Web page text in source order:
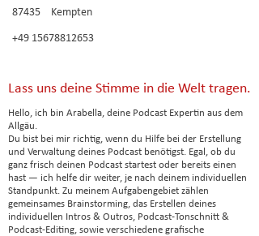
87435 Kempten
+49 15678812653
Lass uns deine Stimme in die Welt tragen.
Hello, ich bin Arabella, deine Podcast Expertin aus dem
Allgäu.
Du bist bei mir richtig, wenn du Hilfe bei der Erstellung
und Verwaltung deines Podcast benötigst. Egal, ob du
ganz frisch deinen Podcast startest oder bereits einen
hast — ich helfe dir weiter, je nach deinem individuellen
Standpunkt. Zu meinem Aufgabengebiet zählen
gemeinsames Brainstorming, das Erstellen deines
individuellen Intros & Outros, Podcast-Tonschnitt &
Podcast-Editing, sowie verschiedene grafische